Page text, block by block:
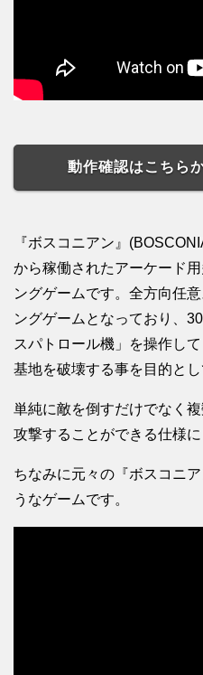
動作確認はこちら
『ボスコニアン』
から稼働されたアーケード
ングゲームです。全方向任
ングゲームとなっており、
スパトロール機」を操作し
基地を破壊する事を目的とし
単純に敵を倒すだけでなく
攻撃することができる仕様に
ちなみに元々の『ボスコニ
うなゲームです。